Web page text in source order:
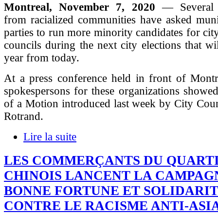
Montreal, November 7, 2020— Several
from racialized communities have asked
parties to run more minority candidates for
councils during the next city elections that
year from today.
At a press conference held in front of
spokespersons for these organizations
of a Motion introduced last week by City
Rotrand.
Lire la suite
LES COMMERÇANTS DU
CHINOIS LANCENT LA
BONNE FORTUNE ET
CONTRE LE RACISME ANTI-